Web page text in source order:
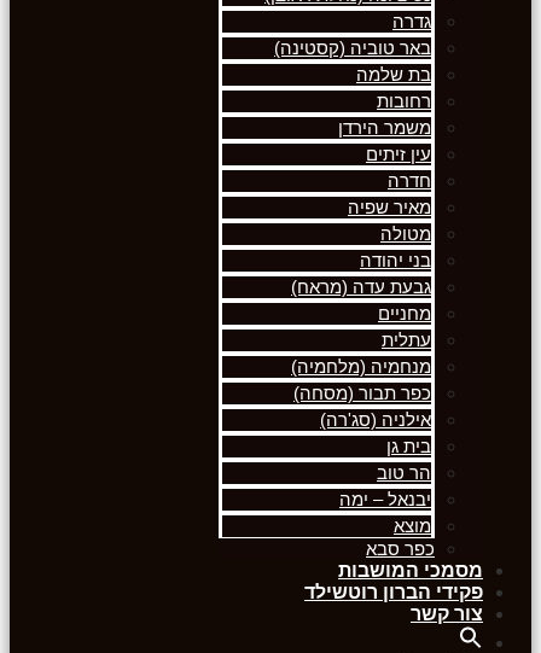
גדרה
באר טוביה (קסטינה)
בת שלמה
רחובות
משמר הירדן
עין זיתים
חדרה
מאיר שפיה
מטולה
בני יהודה
גבעת עדה (מראח)
מחניים
עתלית
מנחמיה (מלחמיה)
כפר תבור (מסחה)
אילניה (סג'רה)
בית גן
הר טוב
יבנאל – ימה
מוצא
כפר סבא
מסמכי המושבות
פקידי הברון רוטשילד
צור קשר